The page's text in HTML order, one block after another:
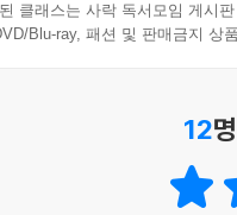
트업을 창업해 순식간에
의 사고방식을 단적으로
지 한 개인에게 더 나은
련의 규범이 필요하다고
직면하고 있는 가장 심각
향에 대해 우리가 알아야 할
클래스는 사락 독서모임 게시
Blu-ray, 패션 및 판매금지 상
12